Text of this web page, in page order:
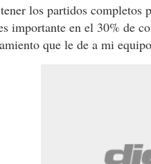
los partidos completos
importante en el 30% de
que le de a mi